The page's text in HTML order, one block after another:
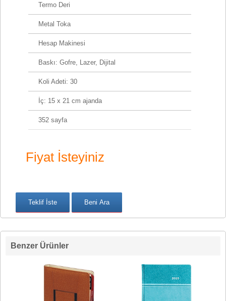
Termo Deri
Metal Toka
Hesap Makinesi
Baskı: Gofre, Lazer, Dijital
Koli Adeti: 30
İç: 15 x 21 cm ajanda
352 sayfa
Fiyat İsteyiniz
Benzer Ürünler